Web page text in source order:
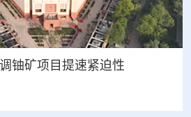
铀矿项目提速紧迫性